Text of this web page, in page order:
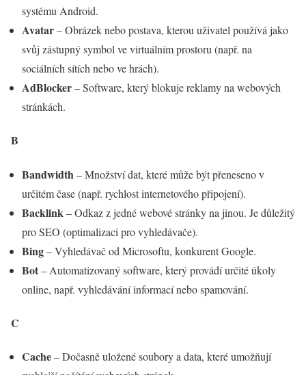
systému Android.
Avatar– Obrázek nebo postava, kterou uživatel používá jako
svůj zástupný symbol ve virtuálním prostoru (např. na
sociálních sítích nebo ve hrách).
AdBlocker– Software, který blokuje reklamy na webových
stránkách.
B
Bandwidth – Množství dat, které může být přeneseno v
určitém čase (např. rychlost internetového připojení).
Backlink – Odkaz z jedné webové stránky na jinou. Je důležitý
pro SEO (optimalizaci pro vyhledávače).
Bing– Vyhledávač od Microsoftu, konkurent Google.
Bot– Automatizovaný software, který provádí určité úkoly
online, např. vyhledávání informací nebo spamování.
C
Cache– Dočasně uložené soubory a data, které umožňují